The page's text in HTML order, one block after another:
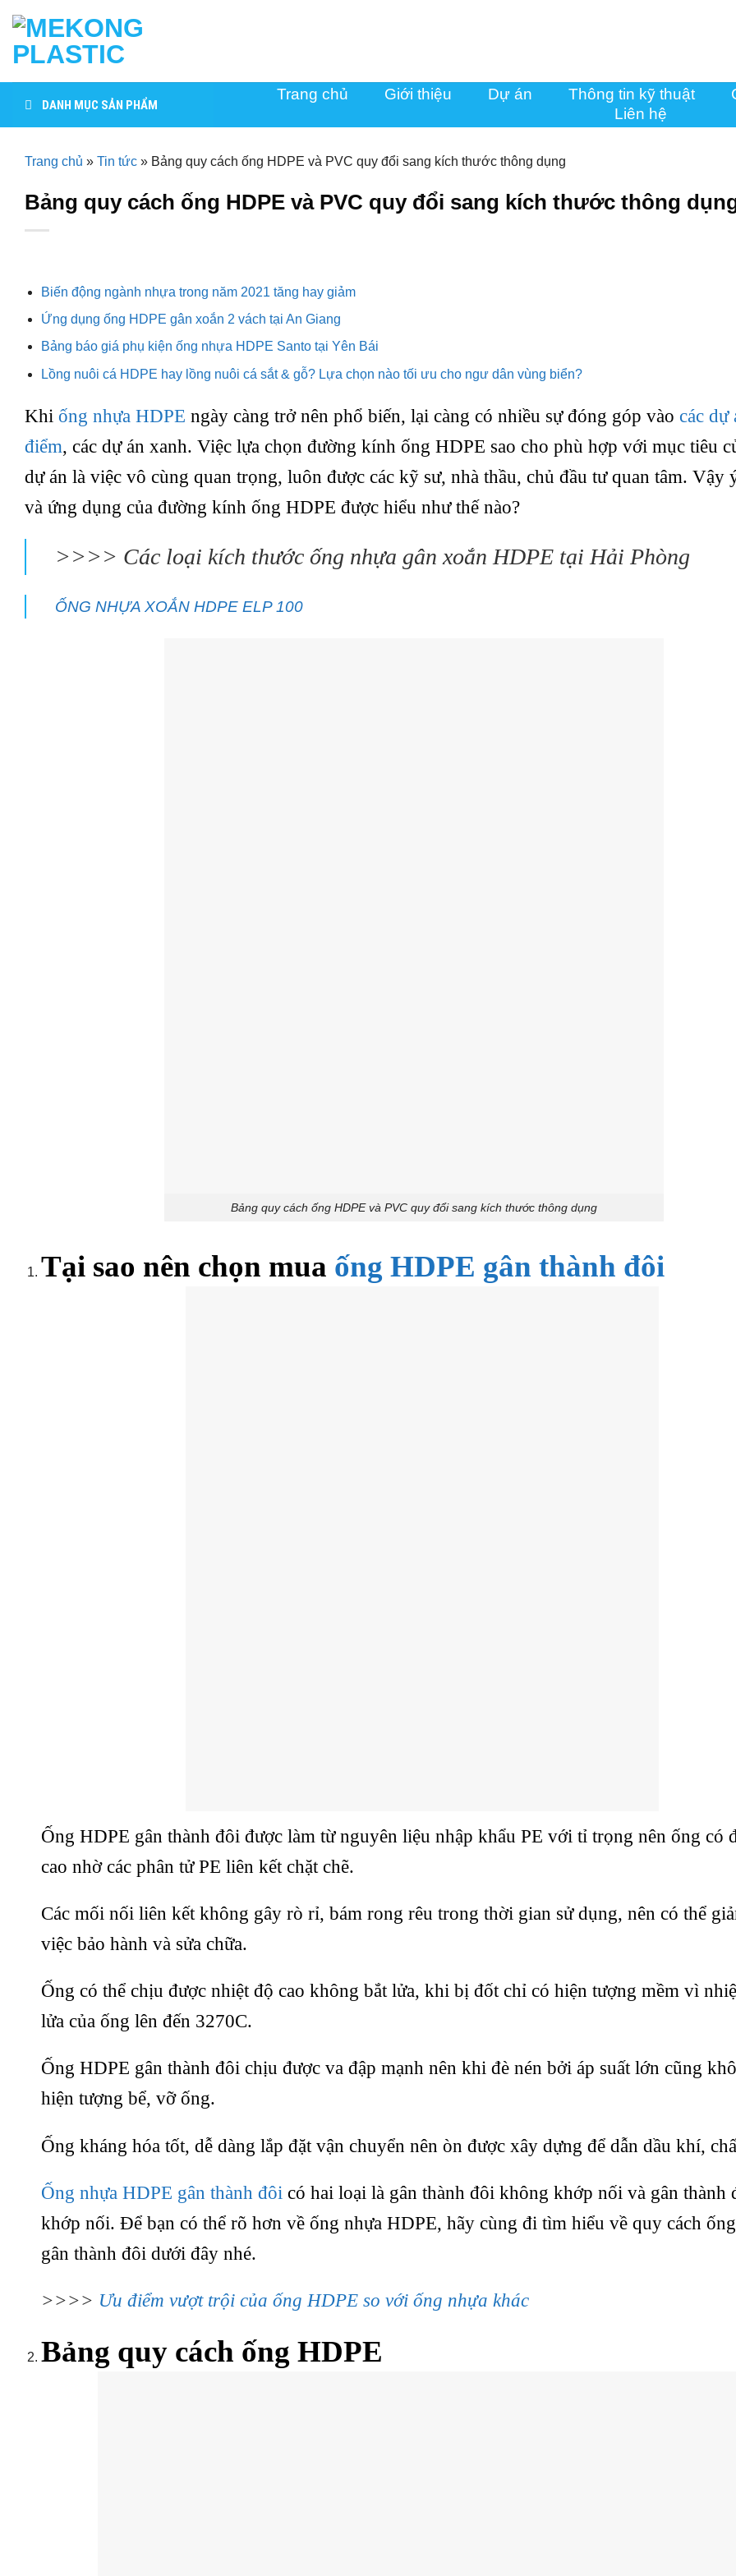
content
DANH MỤC SẢN PHẨM
Trang chủ Giới thiệu Dự án Thông tin kỹ thuật
Liên hệ
Trang chủ » Tin tức » ​​​​​​​Bảng quy cách ống HDPE và PVC quy đổi sang kích thước thông dụng
​​​​​​​Bảng quy cách ống HDPE và PVC quy đổi sang kích thước thông
Biến động ngành nhựa trong năm 2021 tăng hay giảm
Ứng dụng ống HDPE gân xoắn 2 vách tại An Giang
Bảng báo giá phụ kiện ống nhựa HDPE Santo tại Yên Bái
Lồng nuôi cá HDPE hay lồng nuôi cá sắt & gỗ? Lựa chọn nào tối ưu cho ngư dân vùng biển?
Khi ống nhựa HDPE ngày càng trở nên phổ biến, lại càng có nhiều sự đóng góp vào các dự
điểm, các dự án xanh. Việc lựa chọn đường kính ống HDPE sao cho phù hợp với mục tiêu
dự án là việc vô cùng quan trọng, luôn được các kỹ sư, nhà thầu, chủ đầu tư quan tâm. Vậy
và ứng dụng của đường kính ống HDPE được hiểu như thế nào?
>>>> Các loại kích thước ống nhựa gân xoắn HDPE tại Hải Phòng
ỐNG NHỰA XOẮN HDPE ELP 100
​​​​​​​Bảng quy cách ống HDPE và PVC quy đổi sang kích thước thông dụng
Tại sao nên chọn mua ống HDPE gân thành đôi
Ống HDPE gân thành đôi được làm từ nguyên liệu nhập khẩu PE với tỉ trọng nên ống có
cao nhờ các phân tử PE liên kết chặt chẽ.
Các mối nối liên kết không gây rò rỉ, bám rong rêu trong thời gian sử dụng, nên có thể
việc bảo hành và sửa chữa.
Ống có thể chịu được nhiệt độ cao không bắt lửa, khi bị đốt chỉ có hiện tượng mềm vì
lửa của ống lên đến 3270C.
Ống HDPE gân thành đôi chịu được va đập mạnh nên khi đè nén bởi áp suất lớn cũng
hiện tượng bể, vỡ ống.
Ống kháng hóa tốt, dễ dàng lắp đặt vận chuyển nên òn được xây dựng để dẫn dầu khí,
Ống nhựa HDPE gân thành đôi có hai loại là gân thành đôi không khớp nối và gân thành
khớp nối. Để bạn có thể rõ hơn về ống nhựa HDPE, hãy cùng đi tìm hiểu về quy cách
gân thành đôi dưới đây nhé.
>>>> Ưu điểm vượt trội của ống HDPE so với ống nhựa khác
Bảng quy cách ống HDPE